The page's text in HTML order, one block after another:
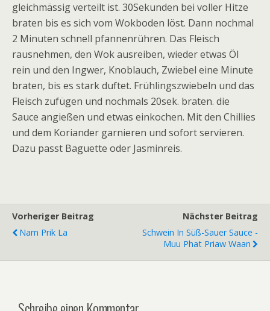
gleichmässig verteilt ist. 30Sekunden bei voller Hitze
braten bis es sich vom Wokboden löst. Dann nochmal
2 Minuten schnell pfannenrühren. Das Fleisch
rausnehmen, den Wok ausreiben, wieder etwas Öl
rein und den Ingwer, Knoblauch, Zwiebel eine Minute
braten, bis es stark duftet. Frühlingszwiebeln und das
Fleisch zufügen und nochmals 20sek. braten. die
Sauce angießen und etwas einkochen. Mit den Chillies
und dem Koriander garnieren und sofort servieren.
Dazu passt Baguette oder Jasminreis.
Vorheriger Beitrag
Nam Prik La
Nächster Beitrag
Schwein In Süß-Sauer Sauce -
Muu Phat Priaw Waan